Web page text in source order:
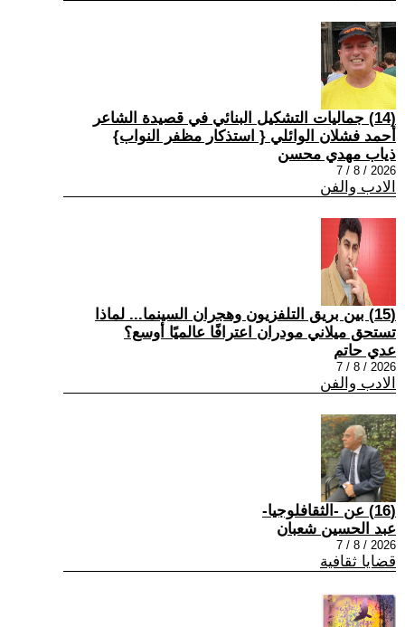
(14) جماليات التشكيل البنائي في قصيدة الشاعر
أحمد فشلان الوائلي { استذكار مظفر النواب}
ذياب مهدي محسن
2026 / 8 / 7
الادب والفن
(15) بين بريق التلفزيون وهجران السينما... لماذا
تستحق ميلاني مودران اعترافًا عالميًا أوسع؟
عدي حاتم
2026 / 8 / 7
الادب والفن
(16) عن -الثقافلوجيا-
عبد الحسين شعبان
2026 / 8 / 7
قضايا ثقافية